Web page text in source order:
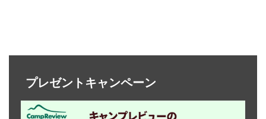
プレゼントキャンペーン